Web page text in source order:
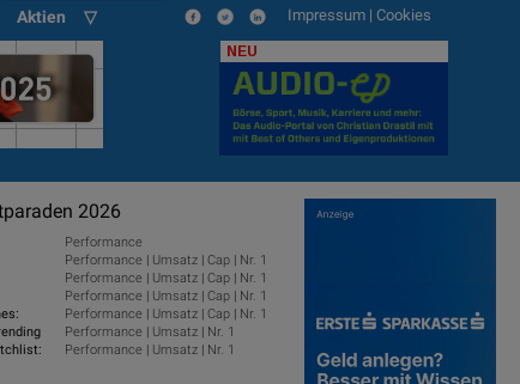
Aktien ▽ Impressum | Cookies
NEU
2026
Performance
Performance | Umsatz |Cap | Nr. 1
Performance | Umsatz |Cap | Nr. 1
Performance | Umsatz |Cap | Nr. 1
Performance | Umsatz |Cap | Nr. 1
Performance | Umsatz | Nr. 1
Performance | Umsatz | Nr. 1